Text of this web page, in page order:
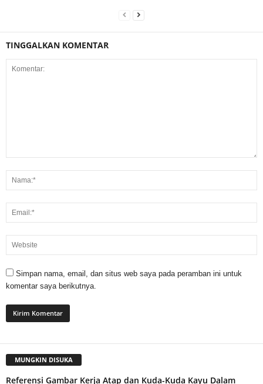
TINGGALKAN KOMENTAR
Simpan nama, email, dan situs web saya pada peramban ini untuk
komentar saya berikutnya.
MUNGKIN DISUKA
Referensi Gambar Kerja Atap dan Kuda-Kuda Kayu Dalam